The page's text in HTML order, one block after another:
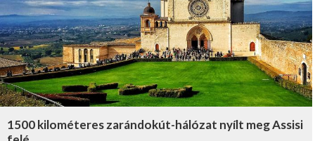
1500 kilométeres zarándokút-hálózat nyílt meg Assisi